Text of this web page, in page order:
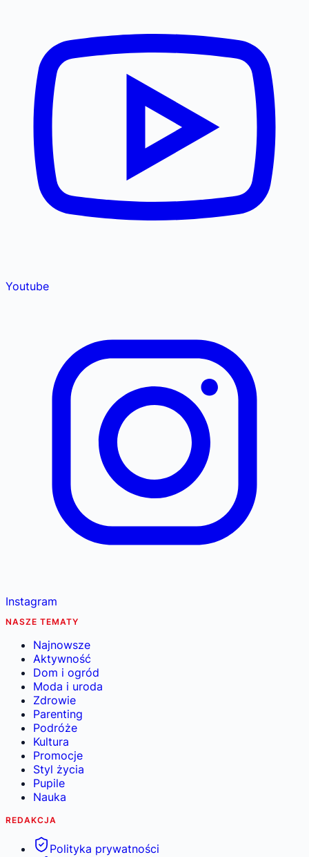
Youtube
Instagram
NASZE TEMATY
Najnowsze
Aktywność
Dom i ogród
Moda i uroda
Zdrowie
Parenting
Podróże
Kultura
Promocje
Styl życia
Pupile
Nauka
REDAKCJA
Polityka prywatności